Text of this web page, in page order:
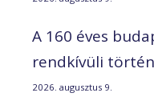
A 160 éves
rendkívüli
2026. augusztus 9.